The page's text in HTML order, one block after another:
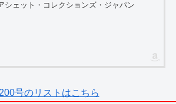
シェット・コレクションズ・ジャパン
号のリストはこちら